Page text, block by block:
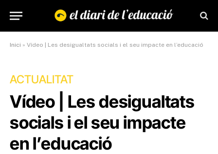
Inici » Vídeo | Les desigualtats socials i el seu impacte en l’educació
ACTUALITAT
Vídeo | Les desigualtats
socials i el seu impacte
en l’educació